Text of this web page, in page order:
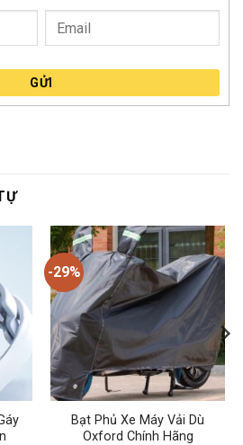
GỬI
-29%
Bạt Phủ Xe Máy Vải Dù
Oxford Chính Hãng